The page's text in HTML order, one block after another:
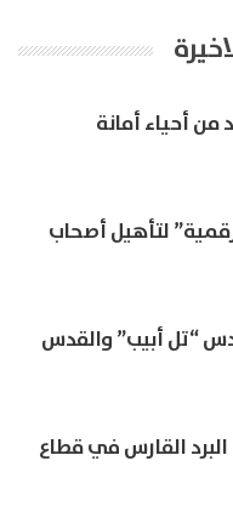
أحياء أمانة
لتأهيل أصحاب
“تل أبيب” والقدس
القارس في قطاع